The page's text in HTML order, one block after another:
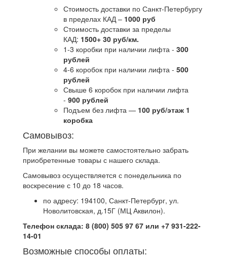
Стоимость доставки по Санкт-Петербургу
в пределах КАД – 1000 руб
Стоимость доставки за пределы
КАД: 1500+ 30 руб/км.
1-3 коробки при наличии лифта - 300
рублей
4-6 коробок при наличии лифта - 500
рублей
Свыше 6 коробок при наличии лифта
- 900 рублей
Подъем без лифта — 100 руб/этаж 1
коробка
Самовывоз:
При желании вы можете самостоятельно забрать
приобретенные товары с нашего склада.
Самовывоз осуществляется с понедельника по
воскресение с 10 до 18 часов.
по адресу: 194100, Санкт-Петербург, ул.
Новолитовская, д.15Г (МЦ Аквилон).
Телефон склада: 8 (800) 505 97 67 или +7 931-222-
14-01
Возможные способы оплаты: